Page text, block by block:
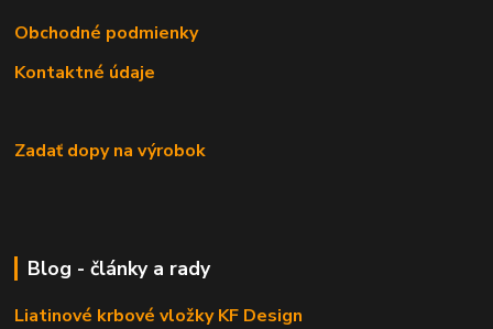
Obchodné podmienky
Kontaktné údaje
Zadať dopy na výrobok
Blog - články a rady
Liatinové krbové vložky KF Design